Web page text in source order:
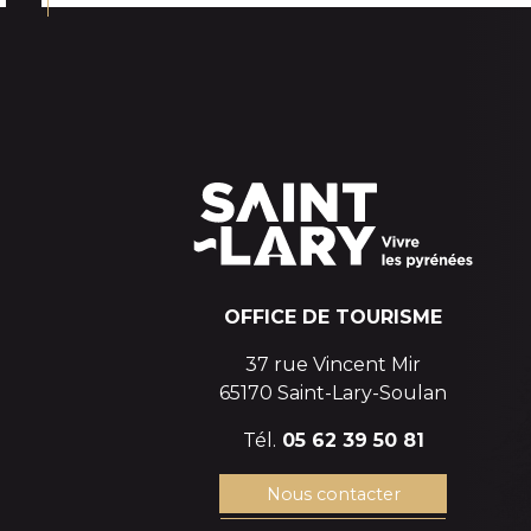
OFFICE DE TOURISME
37 rue Vincent Mir
65170 Saint-Lary-Soulan
Tél. 05 62 39 50 81
Nous contacter